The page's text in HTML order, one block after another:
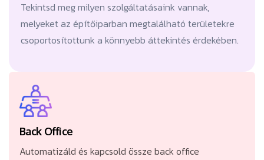
Tekintsd meg milyen szolgáltatásaink vannak,
melyeket az építőiparban megtalálható területekre
csoportosítottunk a könnyebb áttekintés érdekében.
Back Office
Automatizáld és kapcsold össze back office
folyamataid, hogy az ismétlődő feladatok helyett,
Csapatod az értékesebb tevékenységekre